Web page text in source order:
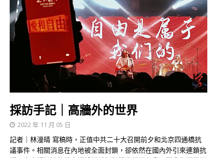
採訪手記｜高牆外的世界
2022 年 11 月 05 日
記者｜林漫晴 寫稿時，正值中共二十大召開前夕和北京四通橋抗
議事件。相關消息在內地被全面封鎖，卻依然在國內外引來連鎖抗